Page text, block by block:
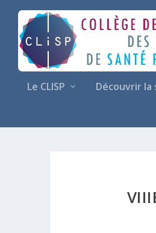
Le CLISP Découvrir